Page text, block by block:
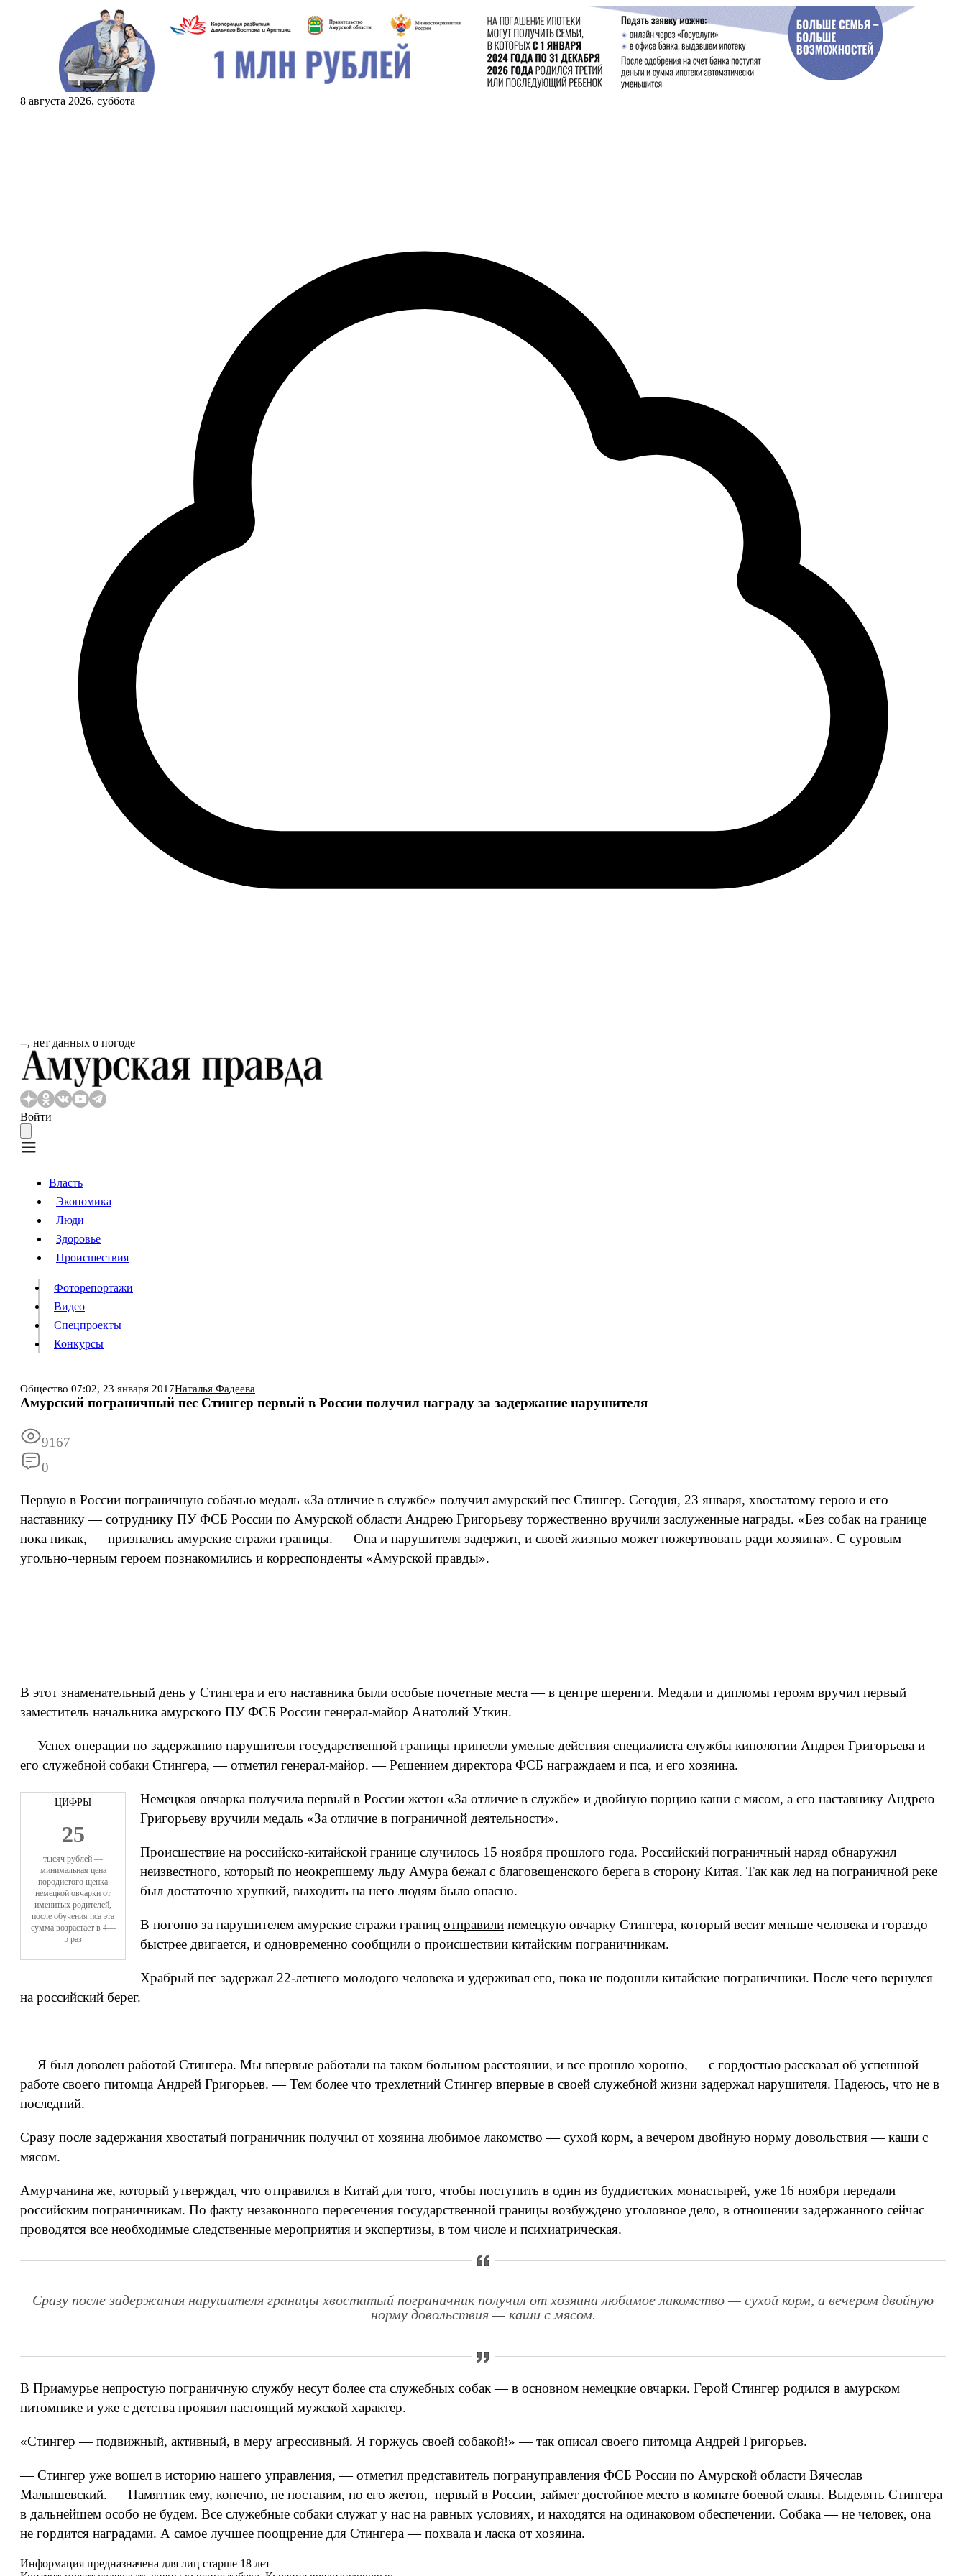
8 августа 2026, суббота
‐‐, нет данных о погоде
Войти
Власть
Происшествия
Видео
Конкурсы
Информация
Власть
Экономика
Люди
Здоровье
Происшествия
Фоторепортажи
Видео
Спецпроекты
Конкурсы
Общество 07:02, 23 января 2017Наталья Фадеева
Амурский пограничный пес Стингер первый в России получил награду за задержание нарушителя
9167
0
Первую в России пограничную собачью медаль «За отличие в службе» получил амурский пес Стингер. Сегодня, 23 января, хвостатому герою и его
наставнику — сотруднику ПУ ФСБ России по Амурской области Андрею Григорьеву торжественно вручили заслуженные награды. «Без собак на границе
пока никак, — признались амурские стражи границы. — Она и нарушителя задержит, и своей жизнью может пожертвовать ради хозяина». С суровым
угольно-черным героем познакомились и корреспонденты «Амурской правды».
В этот знаменательный день у Стингера и его наставника были особые почетные места — в центре шеренги. Медали и дипломы героям вручил первый
заместитель начальника амурского ПУ ФСБ России генерал-майор Анатолий Уткин.
— Успех операции по задержанию нарушителя государственной границы принесли умелые действия специалиста службы кинологии Андрея Григорьева и
его служебной собаки Стингера, — отметил генерал-майор. — Решением директора ФСБ награждаем и пса, и его хозяина.
25
тысяч рублей —
минимальная цена
породистого щенка
немецкой овчарки от
именитых родителей,
после обучения пса эта
сумма возрастает в 4—
5 раз
Немецкая овчарка получила первый в России жетон «За отличие в службе» и двойную порцию каши с мясом, а его наставнику Андрею
Григорьеву вручили медаль «За отличие в пограничной деятельности».
Происшествие на российско-китайской границе случилось 15 ноября прошлого года. Российский пограничный наряд обнаружил
неизвестного, который по неокрепшему льду Амура бежал с благовещенского берега в сторону Китая. Так как лед на пограничной реке
был достаточно хрупкий, выходить на него людям было опасно.
В погоню за нарушителем амурские стражи границ отправили немецкую овчарку Стингера, который весит меньше человека и гораздо
быстрее двигается, и одновременно сообщили о происшествии китайским пограничникам.
Храбрый пес задержал 22-летнего молодого человека и удерживал его, пока не подошли китайские пограничники. После чего вернулся
на российский берег.
— Я был доволен работой Стингера. Мы впервые работали на таком большом расстоянии, и все прошло хорошо, — с гордостью рассказал об успешной
работе своего питомца Андрей Григорьев. — Тем более что трехлетний Стингер впервые в своей служебной жизни задержал нарушителя. Надеюсь, что не в
последний.
Сразу после задержания хвостатый пограничник получил от хозяина любимое лакомство — сухой корм, а вечером двойную норму довольствия — каши с
мясом.
Амурчанина же, который утверждал, что отправился в Китай для того, чтобы поступить в один из буддистских монастырей, уже 16 ноября передали
российским пограничникам. По факту незаконного пересечения государственной границы возбуждено уголовное дело, в отношении задержанного сейчас
проводятся все необходимые следственные мероприятия и экспертизы, в том числе и психиатрическая.
Сразу после задержания нарушителя границы хвостатый пограничник получил от хозяина любимое лакомство — сухой корм, а вечером двойную
норму довольствия — каши с мясом.
В Приамурье непростую пограничную службу несут более ста служебных собак — в основном немецкие овчарки. Герой Стингер родился в амурском
питомнике и уже с детства проявил настоящий мужской характер.
«Стингер — подвижный, активный, в меру агрессивный. Я горжусь своей собакой!» — так описал своего питомца Андрей Григорьев.
— Стингер уже вошел в историю нашего управления, — отметил представитель погрануправления ФСБ России по Амурской области Вячеслав
Малышевский. — Памятник ему, конечно, не поставим, но его жетон, первый в России, займет достойное место в комнате боевой славы. Выделять Стингера
в дальнейшем особо не будем. Все служебные собаки служат у нас на равных условиях, и находятся на одинаковом обеспечении. Собака — не человек, она
не гордится наградами. А самое лучшее поощрение для Стингера — похвала и ласка от хозяина.
Информация предназначена для лиц старше 18 лет